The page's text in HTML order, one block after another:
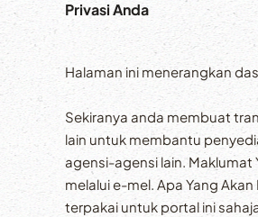
Privasi Anda
Halaman ini menerangkan
Sekiranya anda membuat
lain untuk membantu
agensi-agensi lain. Maklumat
melalui e-mel. Apa Yang
terpakai untuk portal ini